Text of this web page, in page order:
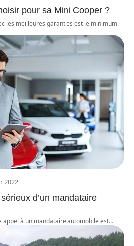
pour sa Mini Cooper ?
les meilleures garanties est le minimum
2022
d’un mandataire
appel à un mandataire automobile est…